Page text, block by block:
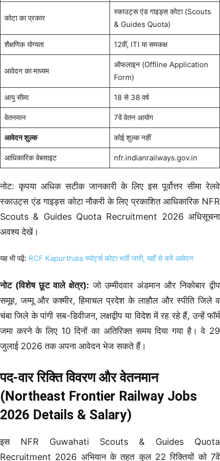
कोटा का प्रकार
स्काउट्स एंड गाइड्स कोटा (Scouts
& Guides Quota)
शैक्षणिक योग्यता 12वीं, ITI या समकक्ष
आवेदन का माध्यम
ऑफलाइन (Offline Application
Form)
आयु सीमा 18 से 38 वर्ष
वेतनमान 7वें वेतन आयोग
आवेदन शुल्क कोई शुल्क नहीं
आधिकारिक वेबसाइट nfr.indianrailways.gov.in
नोट: कृपया अधिक सटीक जानकारी के लिए इस पूर्वोत्तर सीमा रेलवे
स्काउट्स एंड गाइड्स कोटा नौकरी के लिए प्रकाशित आधिकारिक NFR
Scouts & Guides Quota Recruitment 2026 अधिसूचना
अवश्य देखें।
यह भी पढ़ें: RCF Kapurthala स्पोर्ट्स कोटा भर्ती जारी, यहाँ से करें आवेदन
नोट (विशेष छूट वाले क्षेत्र): जो उम्मीदवार अंडमान और निकोबार द्वीप
समूह, जम्मू और कश्मीर, हिमाचल प्रदेश के लाहौल और स्पीति जिले व
चंबा जिले के पांगी सब-डिवीजन, लक्षद्वीप या विदेश में रह रहे हैं, उन्हें फॉर्म
जमा करने के लिए 10 दिनों का अतिरिक्त समय दिया गया है। वे 29
जुलाई 2026 तक अपना आवेदन भेज सकते हैं।
पद-वार रिक्ति विवरण और वेतनमान
(Northeast Frontier Railway Jobs
2026 Details & Salary)
इस NFR Guwahati Scouts & Guides Quota
Recruitment 2026 अभियान के तहत कुल 22 रिक्तियों को 7वें